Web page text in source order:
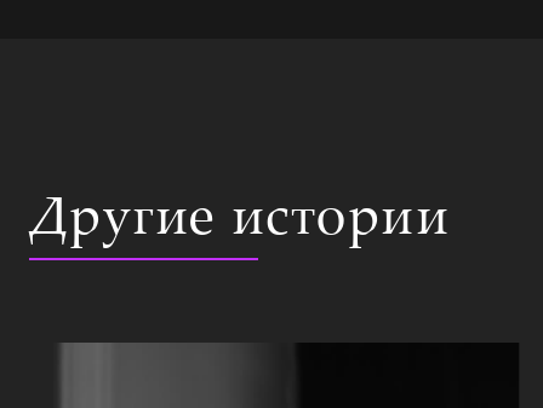
Другие истории